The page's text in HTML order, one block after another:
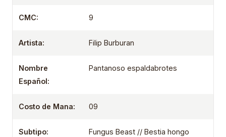
CMC: 9
Artista: Filip Burburan
Nombre
Español:
Pantanoso espaldabrotes
Costo de Mana: 09
Subtipo: Fungus Beast // Bestia hongo